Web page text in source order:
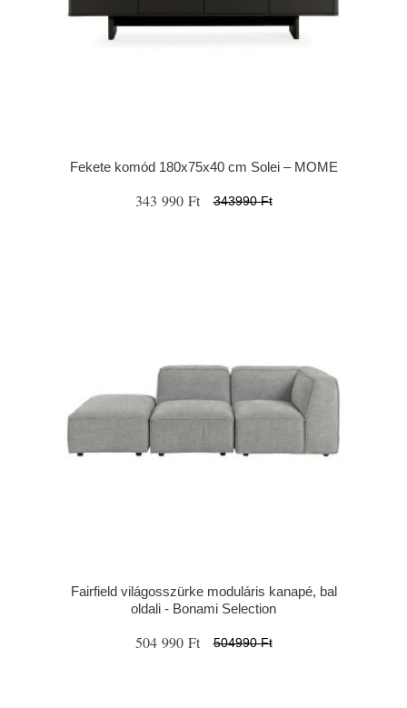
Fekete komód 180x75x40 cm Solei – MOME
343 990 Ft 343990 Ft
Fairfield világosszürke moduláris kanapé, bal
oldali - Bonami Selection
504 990 Ft 504990 Ft